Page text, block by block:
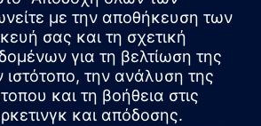
περισσότερες πληροφορίες;